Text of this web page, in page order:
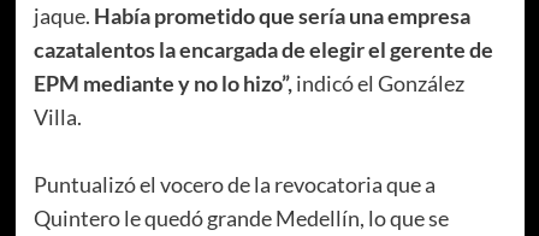
jaque. Había prometido que sería una empresa
cazatalentos la encargada de elegir el gerente de
EPM mediante y no lo hizo”,indicó el González
Villa.
Puntualizó el vocero de la revocatoria que a
Quintero le quedó grande Medellín, lo que se